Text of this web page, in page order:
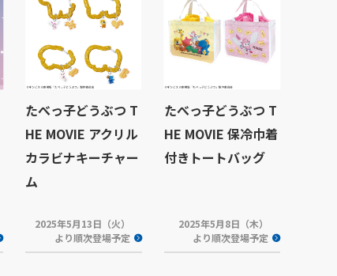
たべっ子どうぶつ T
HE MOVIE アクリル
カラビナキーチャー
ム
2025年5月13日（火）
より順次登場予定
たべっ子どうぶつ T
HE MOVIE 保冷巾着
付きトートバッグ
2025年5月8日（木）
より順次登場予定